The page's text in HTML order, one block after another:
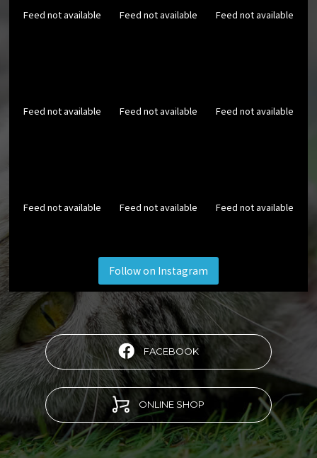
Feed not available Feed not available Feed not available
Feed not available Feed not available Feed not available
Feed not available Feed not available Feed not available
Follow on Instagram
FACEBOOK
ONLINE SHOP